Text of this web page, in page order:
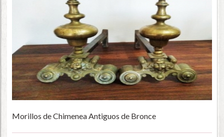
Morillos de Chimenea Antiguos de Bronce